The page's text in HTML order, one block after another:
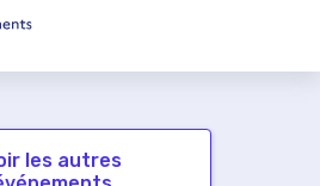
les autres